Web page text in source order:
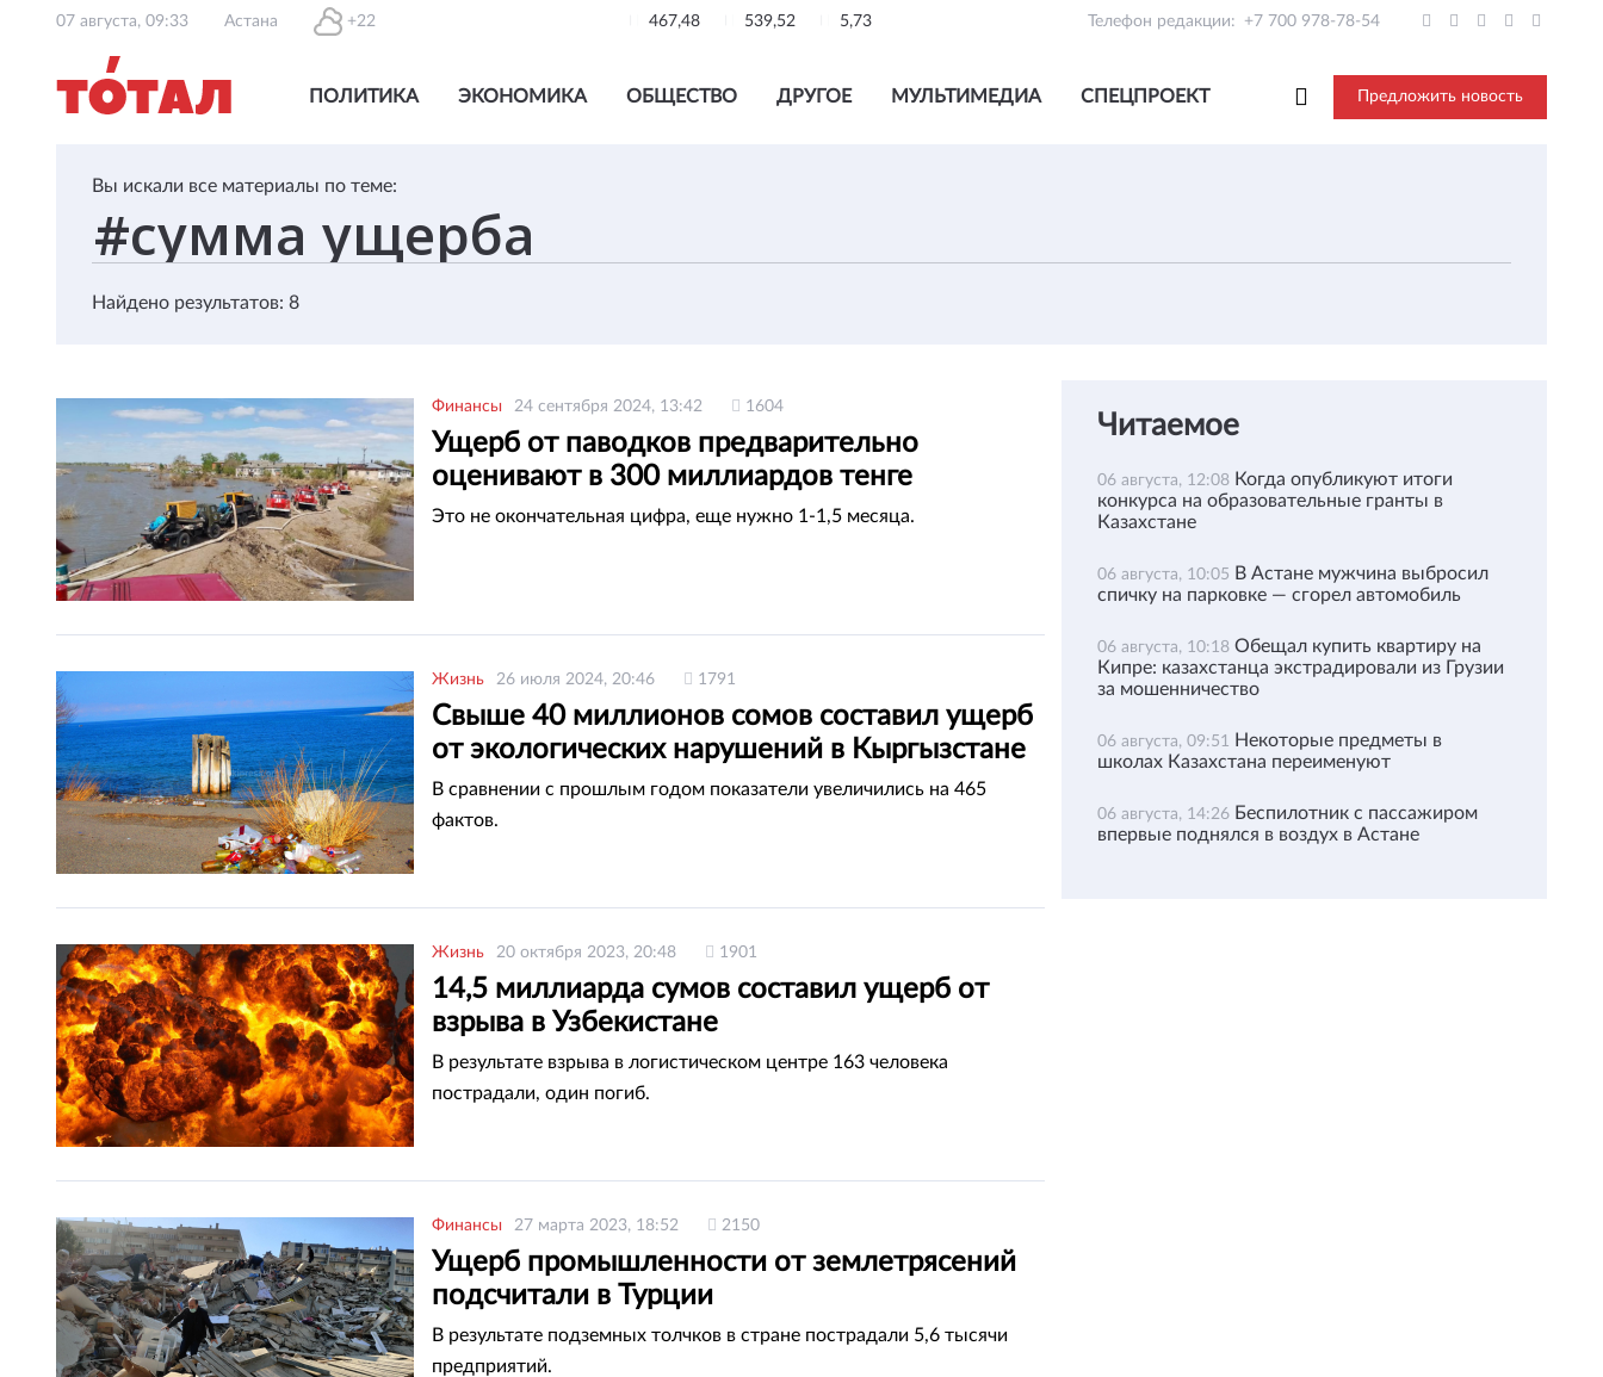
07 августа, 09:33 Астана +22 467,48 539,52 5,73 Телефон редакции: +7 700 978-78-54
ПОЛИТИКА ЭКОНОМИКА ОБЩЕСТВО ДРУГОЕ МУЛЬТИМЕДИА СПЕЦПРОЕКТ Предложить новость
Вы искали все материалы по теме:
Найдено результатов: 8
Финансы 24 сентября 2024, 13:42 1604
Ущерб от паводков предварительно
оценивают в 300 миллиардов тенге
Это не окончательная цифра, еще нужно 1-1,5 месяца.
Жизнь 26 июля 2024, 20:46 1791
Свыше 40 миллионов сомов составил ущерб
от экологических нарушений в Кыргызстане
В сравнении с прошлым годом показатели увеличились на 465
фактов.
Жизнь 20 октября 2023, 20:48 1901
14,5 миллиарда сумов составил ущерб от
взрыва в Узбекистане
В результате взрыва в логистическом центре 163 человека
пострадали, один погиб.
Финансы 27 марта 2023, 18:52 2150
Ущерб промышленности от землетрясений
подсчитали в Турции
В результате подземных толчков в стране пострадали 5,6 тысячи
предприятий.
Читаемое
06 августа, 12:08 Когда опубликуют итоги
конкурса на образовательные гранты в
Казахстане
06 августа, 10:05 В Астане мужчина выбросил
спичку на парковке — сгорел автомобиль
06 августа, 10:18 Обещал купить квартиру на
Кипре: казахстанца экстрадировали из Грузии
за мошенничество
06 августа, 09:51 Некоторые предметы в
школах Казахстана переименуют
06 августа, 14:26 Беспилотник с пассажиром
впервые поднялся в воздух в Астане